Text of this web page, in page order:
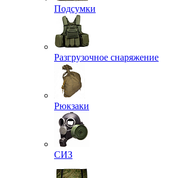
Подсумки
Разгрузочное снаряжение
Рюкзаки
СИЗ